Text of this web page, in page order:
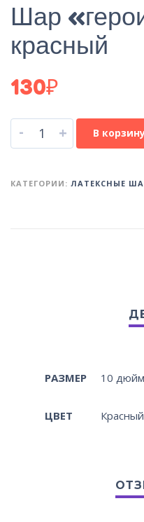
Шар
красный
130₽
- + В
КАТЕГОРИИ: ЛАТЕКСНЫЕ
РАЗМЕР 10
ЦВЕТ Красный